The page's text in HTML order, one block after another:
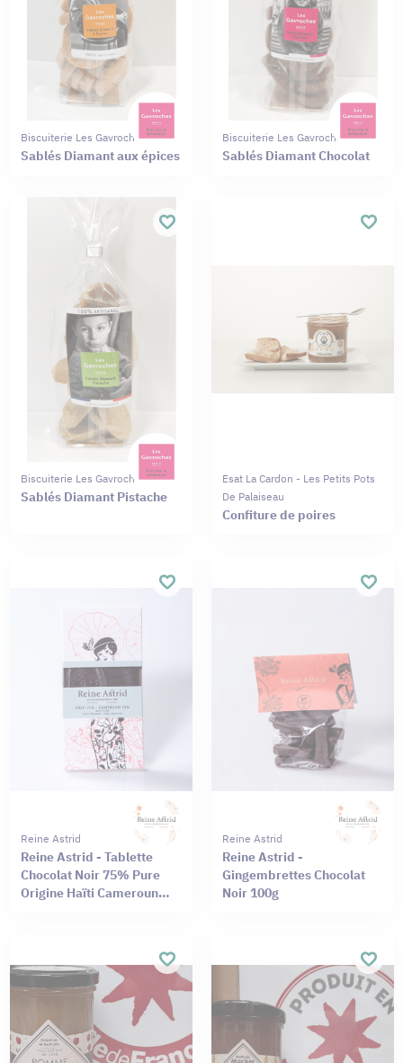
Biscuiterie Les Gavroches
Sablés Diamant aux épices
Biscuiterie Les Gavroches
Sablés Diamant Chocolat
Biscuiterie Les Gavroches
Sablés Diamant Pistache
Esat La Cardon - Les Petits Pots
De Palaiseau
Confiture de poires
Reine Astrid
Reine Astrid - Tablette
Chocolat Noir 75% Pure
Origine Haïti Cameroun
Reine Astrid
Reine Astrid -
Gingembrettes Chocolat
Noir 100g